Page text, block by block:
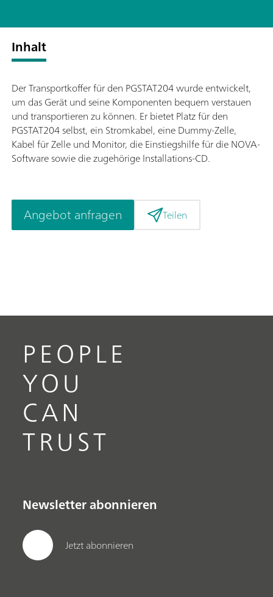
Inhalt
Der Transportkoffer für den PGSTAT204 wurde entwickelt,
um das Gerät und seine Komponenten bequem verstauen
und transportieren zu können. Er bietet Platz für den
PGSTAT204 selbst, ein Stromkabel, eine Dummy-Zelle,
Kabel für Zelle und Monitor, die Einstiegshilfe für die NOVA-
Software sowie die zugehörige Installations-CD.
Angebot anfragen Teilen
PEOPLE
YOU
CAN
TRUST
Newsletter abonnieren
Jetzt abonnieren